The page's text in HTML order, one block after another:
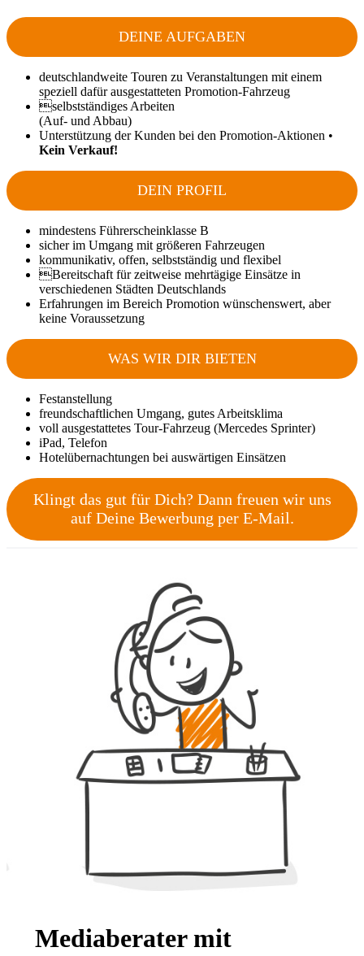
DEINE AUFGABEN
deutschlandweite Touren zu Veranstaltungen mit einem
speziell dafür ausgestatteten Promotion-Fahrzeug
selbstständiges Arbeiten
(Auf- und Abbau)
Unterstützung der Kunden bei den Promotion-Aktionen •
Kein Verkauf!
DEIN PROFIL
mindestens Führerscheinklasse B
sicher im Umgang mit größeren Fahrzeugen
kommunikativ, offen, selbstständig und flexibel
Bereitschaft für zeitweise mehrtägige Einsätze in
verschiedenen Städten Deutschlands
Erfahrungen im Bereich Promotion wünschenswert, aber
keine Voraussetzung
WAS WIR DIR BIETEN
Festanstellung
freundschaftlichen Umgang, gutes Arbeitsklima
voll ausgestattetes Tour-Fahrzeug (Mercedes Sprinter)
iPad, Telefon
Hotelübernachtungen bei auswärtigen Einsätzen
Klingt das gut für Dich? Dann freuen wir uns
auf Deine Bewerbung per E-Mail.
Mediaberater mit